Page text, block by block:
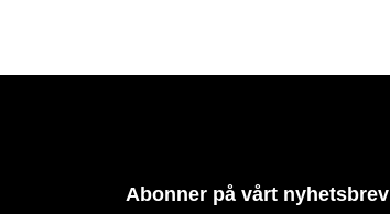
Abonner på vårt nyhetsbrev